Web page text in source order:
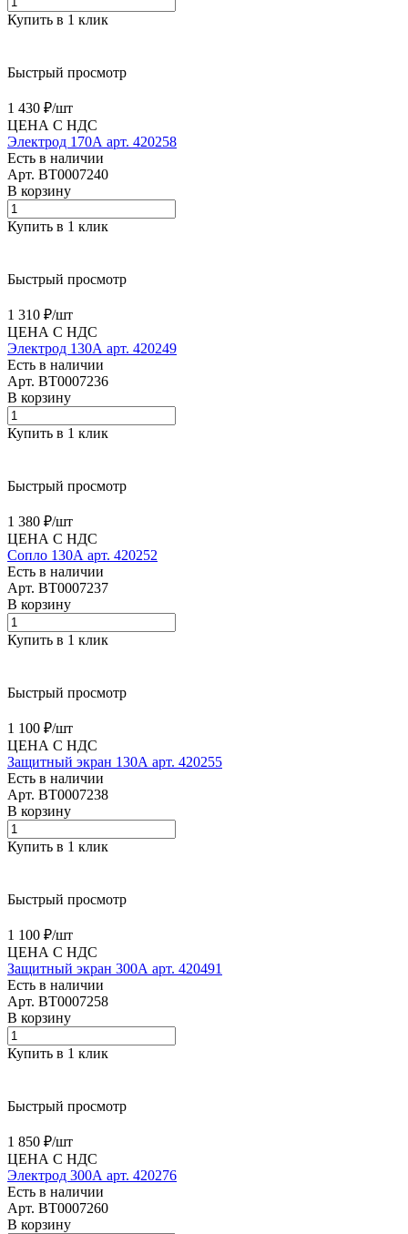
Купить в 1 клик
Быстрый просмотр
1 430 ₽/шт
ЦЕНА С НДС
Электрод 170А арт. 420258
Есть в наличии
Арт. BT0007240
В корзину
Купить в 1 клик
Быстрый просмотр
1 310 ₽/шт
ЦЕНА С НДС
Электрод 130А арт. 420249
Есть в наличии
Арт. BT0007236
В корзину
Купить в 1 клик
Быстрый просмотр
1 380 ₽/шт
ЦЕНА С НДС
Сопло 130А арт. 420252
Есть в наличии
Арт. BT0007237
В корзину
Купить в 1 клик
Быстрый просмотр
1 100 ₽/шт
ЦЕНА С НДС
Защитный экран 130А арт. 420255
Есть в наличии
Арт. BT0007238
В корзину
Купить в 1 клик
Быстрый просмотр
1 100 ₽/шт
ЦЕНА С НДС
Защитный экран 300А арт. 420491
Есть в наличии
Арт. BT0007258
В корзину
Купить в 1 клик
Быстрый просмотр
1 850 ₽/шт
ЦЕНА С НДС
Электрод 300А арт. 420276
Есть в наличии
Арт. BT0007260
В корзину